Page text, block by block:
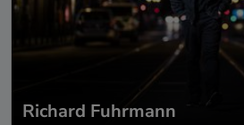
Richard Fuhrmann